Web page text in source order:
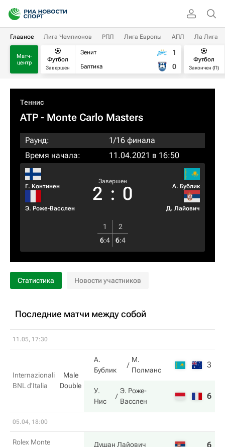
Главное Лига Чемпионов РПЛ Лига Европы АПЛ Ла Лига
Матч-
центр
Футбол
Завершен
Зенит
Балтика
1
0
Футбол
Закончен (П)
Теннис
ATP - Monte Carlo Masters
Раунд:
1/16 финала
Время начала:
11.04.2021 в 16:50
Г. Континен
Э. Роже-Васслен
Завершен
2 : 0 А. Бублик
Д. Лайович
1
2
6:4 6:4
Статистика Новости участников
Последние матчи между собой
11.05, 17:30
Internazionali
BNL d'Italia
Male
Double
А.
Бублик
М.
Полманс
3
У.
Нис
Э. Роже-
Васслен
6
05.04, 18:00
Rolex Monte
Душан Лайович 6